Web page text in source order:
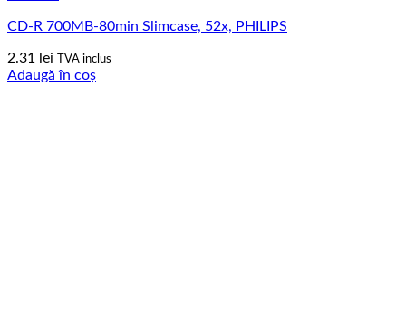
CD-R 700MB-80min Slimcase, 52x, PHILIPS
2.31 lei TVA inclus
Adaugă în coș